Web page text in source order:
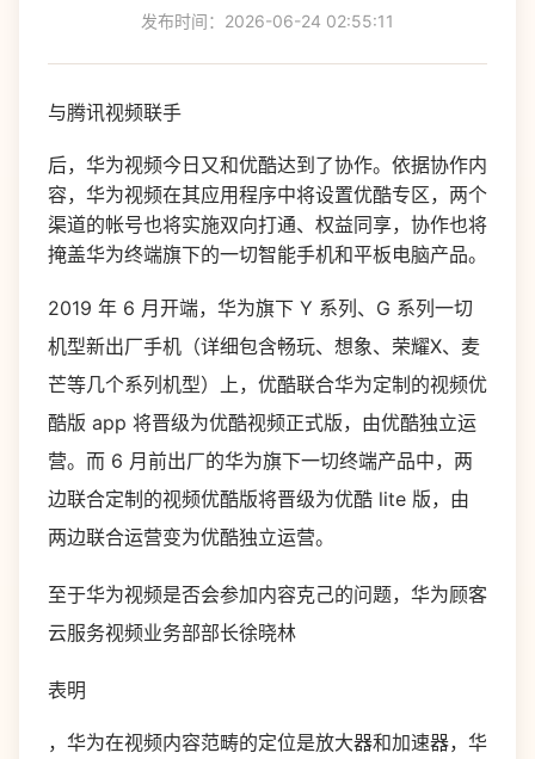
发布时间：2026-06-24 02:55:11
与腾讯视频联手
后，华为视频今日又和优酷达到了协作。依据协作内
容，华为视频在其应用程序中将设置优酷专区，两个
渠道的帐号也将实施双向打通、权益同享，协作也将
掩盖华为终端旗下的一切智能手机和平板电脑产品。
2019 年 6 月开端，华为旗下 Y 系列、G 系列一切
机型新出厂手机（详细包含畅玩、想象、荣耀X、麦
芒等几个系列机型）上，优酷联合华为定制的视频优
酷版 app 将晋级为优酷视频正式版，由优酷独立运
营。而 6 月前出厂的华为旗下一切终端产品中，两
边联合定制的视频优酷版将晋级为优酷 lite 版，由
两边联合运营变为优酷独立运营。
至于华为视频是否会参加内容克己的问题，华为顾客
云服务视频业务部部长徐晓林
表明
，华为在视频内容范畴的定位是放大器和加速器，华